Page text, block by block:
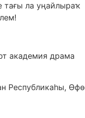
тағы ла уңайлыраҡ
академия драма
Республикаһы, Өфө